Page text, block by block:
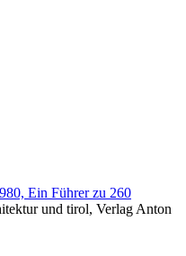
Ein Führer zu 260
und tirol, Verlag Anton